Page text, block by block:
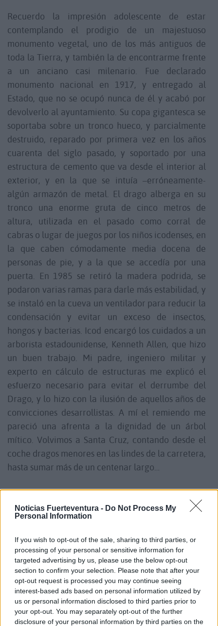
Noticias Fuerteventura - Do Not Process My
Personal Information
If you wish to opt-out of the sale, sharing to third parties, or
processing of your personal or sensitive information for
targeted advertising by us, please use the below opt-out
section to confirm your selection. Please note that after your
opt-out request is processed you may continue seeing
interest-based ads based on personal information utilized by
us or personal information disclosed to third parties prior to
your opt-out. You may separately opt-out of the further
disclosure of your personal information by third parties on the
Recuerdo la impresión adolescente de estar
contemplando el prodigio de un majestuoso
monumento vegetal, uno de los más antiguos de
toda la Tierra, y también la de encontrarme frente
a un anciano casi milenario. Fue declarado
monumento nacional en 1917, y entregado al
Estado, que no se ocupó nunca de él y acabó por
devolverlo al ayuntamiento. Su copa gigantesca se
soportaba sobre un tronco hueco, y parcialmente
destruido, reparado por primera vez en los años
cuarenta del siglo pasado, y soportado por una
estructura de cemento que va desde el interior al
exterior, y en la que se intuía –erróneamente-
algún armazón de metal. El drago alberga en su
tronco una enorme gruta de cinco metros de
altura, utilizada en el pasado como corral de
cabras o lugar de juegos por los niños icodenses, en
la que caben cómodamente media docena de
personas de pie, y a la que se accedía por una
puerta. En 1985 se retiró la madera podrida, se
podaron varias ramas para darle más estabilidad, y
se instaló en la cueva un ventilador para reducir la
condensación y evitar un exceso de insectos,
hongos y bacterias. Icod encargó los cuidados a un
arborista estadounidense, Kenneth Allen, que hizo
un buen trabajo. Mi padre, ingeniero militar y
experto en cálculo de estructuras me explicó el
esfuerzo necesario para evitar el derrumbe del
Drago, y lo hizo con la ilusión de aquellos años de
convicciones desarrollistas. A mí el remiendo me
pareció una afrenta a la dignidad de un árbol
mítico. Volvimos a Santa Cruz, contando desde el
coche dragos menores en las lindes de la carretera,
hasta sumar más de un centenar largo…
al público del Parque del Drago, con una
conferencia del Luis Fernández-Galiano sobre la
última intervención, realizada en 1998 por los
arquitectos Menis, Artengo y Pastrana en el que era
ya entonces uno de los espacios más conocidos de
la isla, que alberga el árbol más emblemático y
antiguo de Canarias, un gigante de 16 metros de
alto y una base de 20 metros de circunferencia
entre el tronco y las raíces. El Drago de Icod,